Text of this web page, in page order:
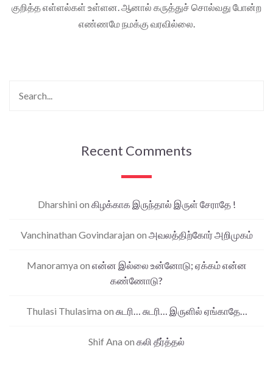
குறித்த எள்ளல்கள் உள்ளன. ஆனால் கருத்துச் சொல்வது போன்ற
எண்ணமே நமக்கு வரவில்லை.
Recent Comments
Dharshini on கிழக்காக இருந்தால் இருள் சேராதே !
Vanchinathan Govindarajan on அவலத்திற்கோர் அறிமுகம்
Manoramya on என்ன இல்லை உன்னோடு; ஏக்கம் என்ன
கண்ணோடு?
Thulasi Thulasima on சுடரி… சுடரி… இருளில் ஏங்காதே…
Shif Ana on கலி தீர்த்தல்